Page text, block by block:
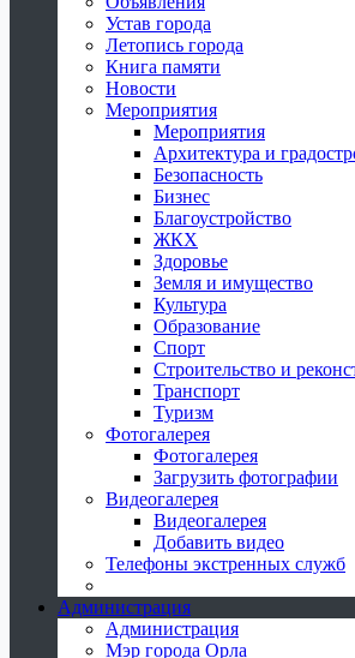
Устав города
Летопись города
Книга памяти
Новости
Мероприятия
Мероприятия
Архитектура и
Безопасность
Бизнес
Благоустройство
ЖКХ
Здоровье
Земля и имущество
Культура
Образование
Спорт
Строительство и
Транспорт
Туризм
Фотогалерея
Фотогалерея
Загрузить фотографии
Видеогалерея
Видеогалерея
Добавить видео
Телефоны экстренных служб
Администрация
Администрация
Мэр города Орла